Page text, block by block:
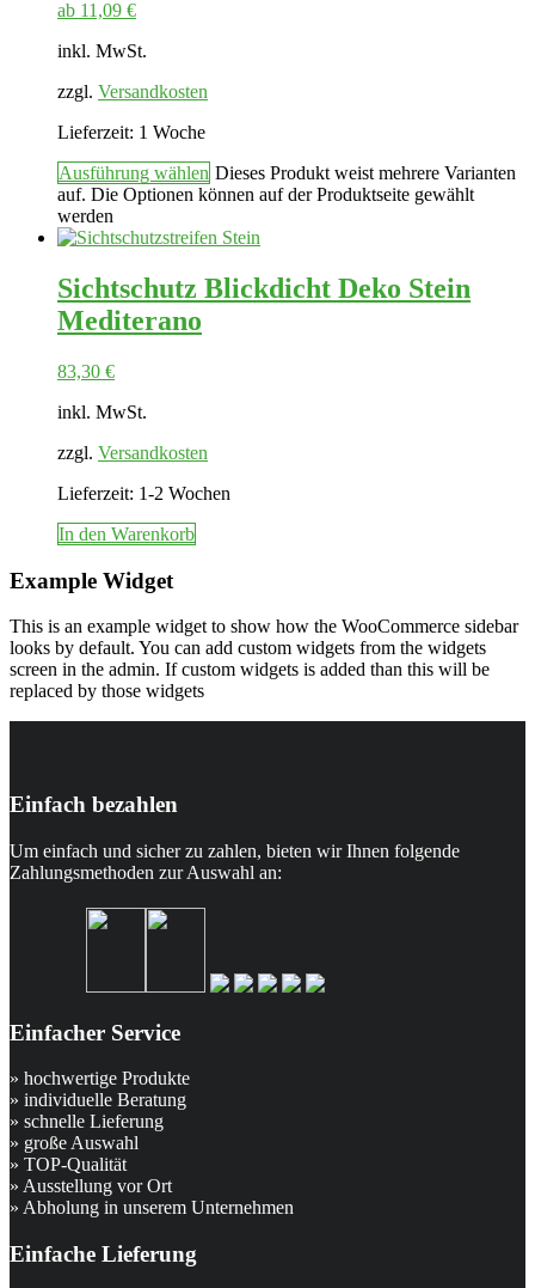
ab 11,09 €
inkl. MwSt.
zzgl. Versandkosten
Lieferzeit: 1 Woche
Ausführung wählen Dieses Produkt weist mehrere Varianten
auf. Die Optionen können auf der Produktseite gewählt
werden
Sichtschutz Blickdicht Deko Stein
Mediterano
83,30 €
inkl. MwSt.
zzgl. Versandkosten
Lieferzeit: 1-2 Wochen
In den Warenkorb
Example Widget
This is an example widget to show how the WooCommerce sidebar
looks by default. You can add custom widgets from the widgets
screen in the admin. If custom widgets is added than this will be
replaced by those widgets
Einfach bezahlen
Um einfach und sicher zu zahlen, bieten wir Ihnen folgende
Zahlungsmethoden zur Auswahl an:
Einfacher Service
» hochwertige Produkte
» individuelle Beratung
» schnelle Lieferung
» große Auswahl
» TOP-Qualität
» Ausstellung vor Ort
» Abholung in unserem Unternehmen
Einfache Lieferung